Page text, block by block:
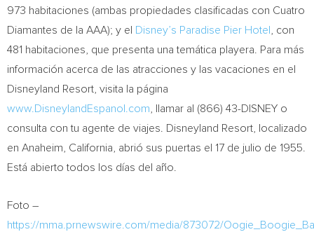
973 habitaciones (ambas propiedades clasificadas con Cuatro
Diamantes de la AAA); y el
Disney’s Paradise Pier Hotel
, con
481 habitaciones, que presenta una temática playera. Para más
información acerca de las atracciones y las vacaciones en el
Disneyland Resort, visita la página
www.DisneylandEspanol.com , llamar al (866) 43-DISNEY o
consulta con tu agente de viajes. Disneyland Resort, localizado
en Anaheim, California , abrió sus puertas el 17 de julio de 1955.
Está abierto todos los días del año.
Foto –
https://mma.prnewswire.com/media/873072/